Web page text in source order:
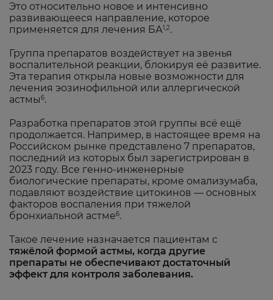
Это относительно новое и интенсивно
развивающееся направление, которое
применяется для лечения БА1,2.
Группа препаратов воздействует на звенья
воспалительной реакции, блокируя её развитие.
Эта терапия открыла новые возможности для
лечения эозинофильной или аллергической
астмы6.
Разработка препаратов этой группы всё ещё
продолжается. Например, в настоящее время на
Российском рынке представлено 7 препаратов,
последний из которых был зарегистрирован в
2023 году. Все генно-инженерные
биологические препараты, кроме омализумаба,
подавляют воздействие цитокинов — основных
факторов воспаления при тяжелой
бронхиальной астме6.
Такое лечение назначается пациентам с
тяжёлой формой астмы, когда другие
препараты не обеспечивают достаточный
эффект для контроля заболевания.